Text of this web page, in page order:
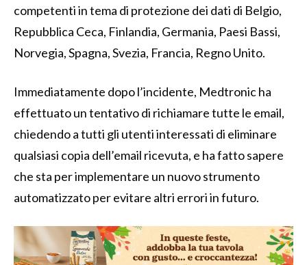
competenti in tema di protezione dei dati di Belgio,
Repubblica Ceca, Finlandia, Germania, Paesi Bassi,
Norvegia, Spagna, Svezia, Francia, Regno Unito.
Immediatamente dopo l’incidente, Medtronic ha
effettuato un tentativo di richiamare tutte le email,
chiedendo a tutti gli utenti interessati di eliminare
qualsiasi copia dell’email ricevuta, e ha fatto sapere
che sta per implementare un nuovo strumento
automatizzato per evitare altri errori in futuro.